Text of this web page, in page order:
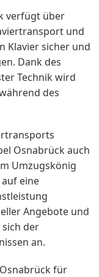
verfügt über
und
Klavier sicher und
Dank des
Technik wird
des
Osnabrück auch
Umzugskönig
eine
Angebote und
der
an.
für